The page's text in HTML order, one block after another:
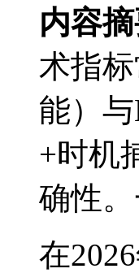
内容摘
术指
能）
+时机
确性。
在